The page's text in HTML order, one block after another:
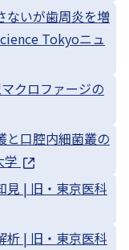
ないが歯周炎を増
Tokyoニュ
クロファージの
と口腔内細菌叢の
学
見 | 旧・東京医科
析 | 旧・東京医科